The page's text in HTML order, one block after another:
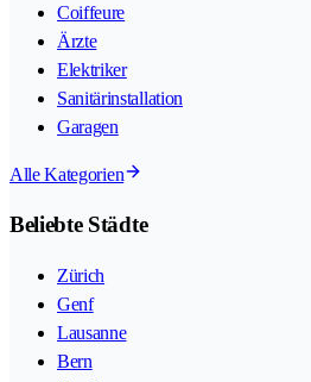
Coiffeure
Ärzte
Elektriker
Sanitärinstallation
Garagen
Alle Kategorien
Beliebte Städte
Zürich
Genf
Lausanne
Bern